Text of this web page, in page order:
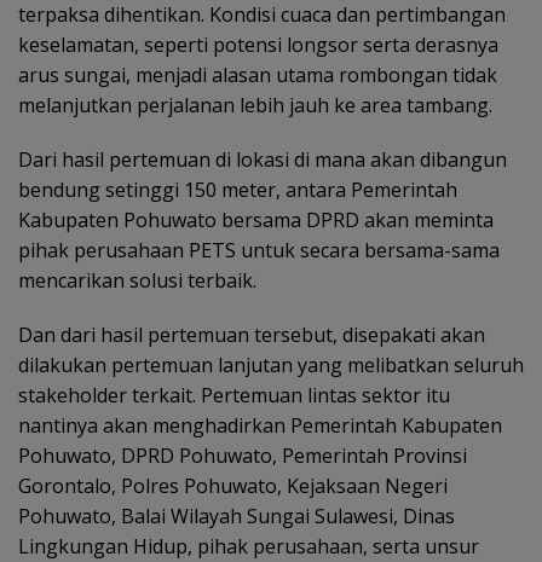
terpaksa dihentikan. Kondisi cuaca dan pertimbangan
keselamatan, seperti potensi longsor serta derasnya
arus sungai, menjadi alasan utama rombongan tidak
melanjutkan perjalanan lebih jauh ke area tambang.
Dari hasil pertemuan di lokasi di mana akan dibangun
bendung setinggi 150 meter, antara Pemerintah
Kabupaten Pohuwato bersama DPRD akan meminta
pihak perusahaan PETS untuk secara bersama-sama
mencarikan solusi terbaik.
Dan dari hasil pertemuan tersebut, disepakati akan
dilakukan pertemuan lanjutan yang melibatkan seluruh
stakeholder terkait. Pertemuan lintas sektor itu
nantinya akan menghadirkan Pemerintah Kabupaten
Pohuwato, DPRD Pohuwato, Pemerintah Provinsi
Gorontalo, Polres Pohuwato, Kejaksaan Negeri
Pohuwato, Balai Wilayah Sungai Sulawesi, Dinas
Lingkungan Hidup, pihak perusahaan, serta unsur